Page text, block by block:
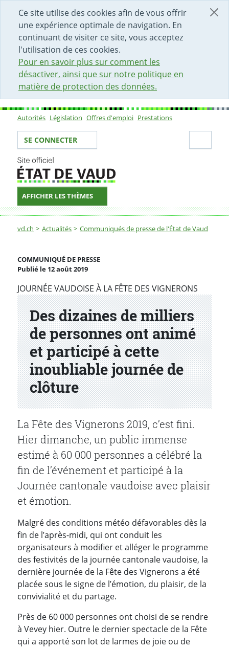
Ce site utilise des cookies afin de vous offrir
une expérience optimale de navigation. En
continuant de visiter ce site, vous acceptez
l'utilisation de ces cookies.
Pour en savoir plus sur comment les
désactiver, ainsi que sur notre politique en
matière de protection des données.
DÉBUT DU CONTENU DE LA PAGE
ACCÈS AU CHAMP DE RECHERCHE
PAGE D'ACCUEIL
FORMULAIRE DE CONTACT
Sous-navigation
Autorités Législation Offres d'emploi Prestations
Votre identité
SE CONNECTER
AFFICHER LES THÈMES
Fil d'Ariane
vd.ch Actualités Communiqués de presse de l'État de Vaud
Des dizaines de milliers de personnes ont animé et
Des dizaines de milliers
de personnes ont animé
et participé à cette
inoubliable journée de
clôture
COMMUNIQUÉ DE PRESSE
Publié le 12 août 2019
Partenaire(s)
JOURNÉE VAUDOISE À LA FÊTE DES VIGNERONS
La Fête des Vignerons 2019, c’est fini.
Hier dimanche, un public immense
estimé à 60 000 personnes a célébré la
fin de l’événement et participé à la
Journée cantonale vaudoise avec plaisir
et émotion.
Malgré des conditions météo défavorables dès la
fin de l’après-midi, qui ont conduit les
organisateurs à modifier et alléger le programme
des festivités de la journée cantonale vaudoise, la
dernière journée de la Fête des Vignerons a été
placée sous le signe de l’émotion, du plaisir, de la
convivialité et du partage.
Près de 60 000 personnes ont choisi de se rendre
à Vevey hier. Outre le dernier spectacle de la Fête
qui a apporté son lot de larmes de joie ou de